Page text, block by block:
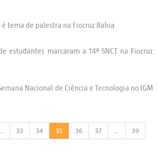
tema de palestra na Fiocruz Bahia
estudantes marcaram a 14ª SNCT na Fiocruz
Nacional de Ciência e Tecnologia no IGM
33 34 35 36 37 39